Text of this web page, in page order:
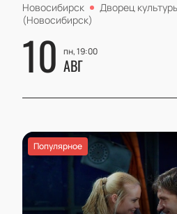
Новосибирск
Дворец
(Новосибирск)
10 пн, 19:00
АВГ
Популярное